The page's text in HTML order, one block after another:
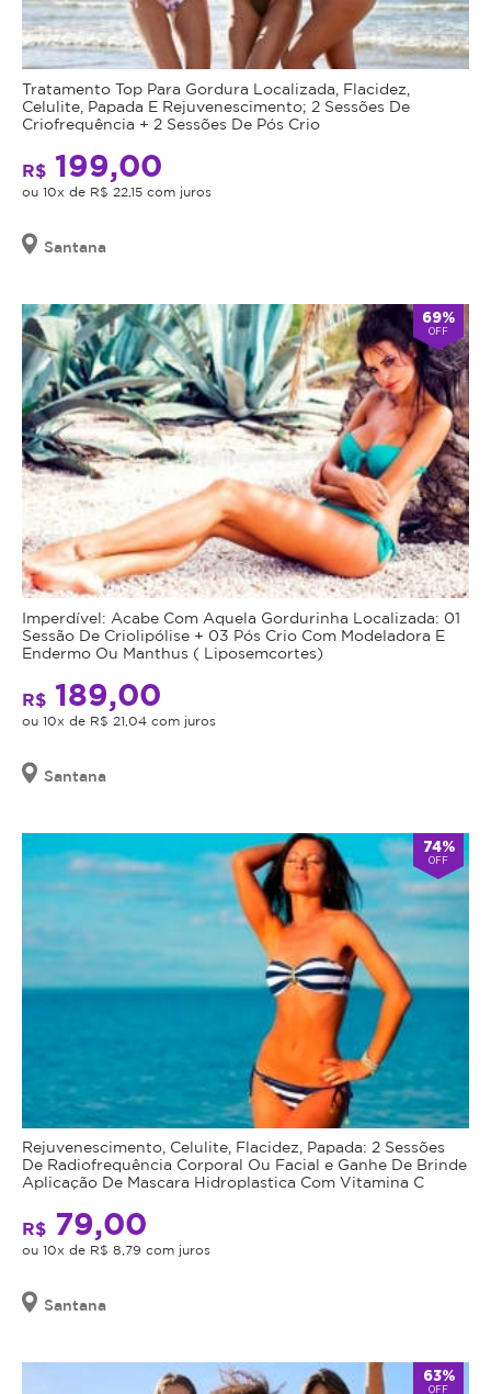
Tratamento Top Para Gordura Localizada, Flacidez,
Celulite, Papada E Rejuvenescimento; 2 Sessões De
Criofrequência + 2 Sessões De Pós Crio
R$ 199,00
ou 10x de R$ 22,15 com juros
Santana
69%
OFF
Imperdível: Acabe Com Aquela Gordurinha Localizada: 01
Sessão De Criolipólise + 03 Pós Crio Com Modeladora E
Endermo Ou Manthus ( Liposemcortes)
R$ 189,00
ou 10x de R$ 21,04 com juros
Santana
74%
OFF
Rejuvenescimento, Celulite, Flacidez, Papada: 2 Sessões
De Radiofrequência Corporal Ou Facial e Ganhe De Brinde
Aplicação De Mascara Hidroplastica Com Vitamina C
R$ 79,00
ou 10x de R$ 8,79 com juros
Santana
63%
OFF